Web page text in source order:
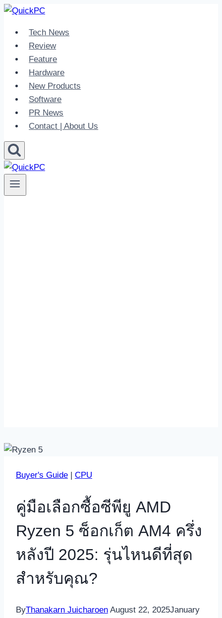
Skip
contentTech News
Review
Feature
Hardware
New Products
Software
PR News
Contact | About Us
Buyer's Guide | CPU
คู่มือเลือกซื้อซีพียู AMD
Ryzen 5 ซ็อกเก็ต AM4 ครึ่ง
หลังปี 2025: รุ่นไหนดีที่สุด
สำหรับคุณ?
ByThanakarn Juicharoen August 22, 2025January